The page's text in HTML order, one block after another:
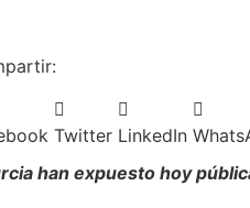
Twitter LinkedIn
han expuesto hoy